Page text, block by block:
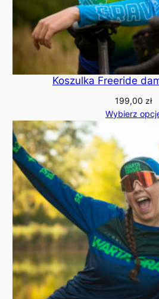
Koszulka Freeride
199,00 zł
Wybierz